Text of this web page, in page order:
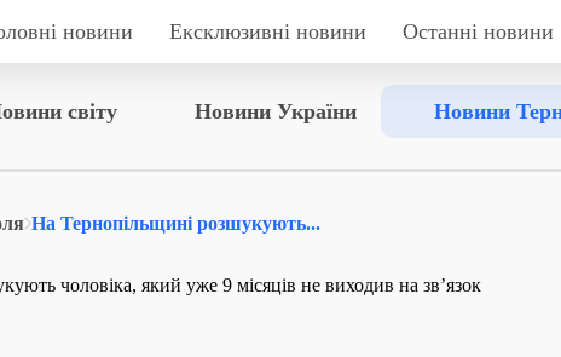
новини Ексклюзивні новини Останні новини
світу Новини України Новини
На Тернопільщині розшукують...